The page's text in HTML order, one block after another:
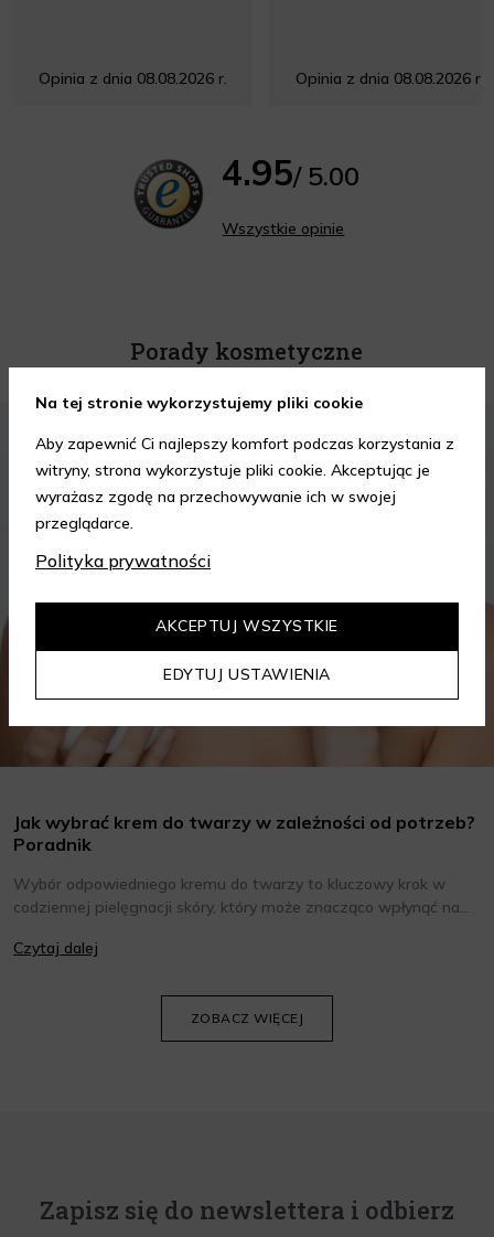
Opinia z dnia 08.08.2026 r. Opinia z dnia 08.08.2026 r.
4.95/ 5.00
Wszystkie opinie
Porady kosmetyczne
Jak wybrać krem do twarzy w zależności od potrzeb?
Poradnik
Wybór odpowiedniego kremu do twarzy to kluczowy krok w
codziennej pielęgnacji skóry, który może znacząco wpłynąć na
oraz wiedzieć, jak dopasować je do potrzeb własnej skóry.
Czytaj dalej
ZOBACZ WIĘCEJ
Zapisz się do newslettera i odbierz
Na tej stronie wykorzystujemy pliki cookie
Aby zapewnić Ci najlepszy komfort podczas korzystania z
witryny, strona wykorzystuje pliki cookie. Akceptując je
wyrażasz zgodę na przechowywanie ich w swojej
przeglądarce.
Polityka prywatności
EDYTUJ USTAWIENIA
AKCEPTUJ WSZYSTKIE